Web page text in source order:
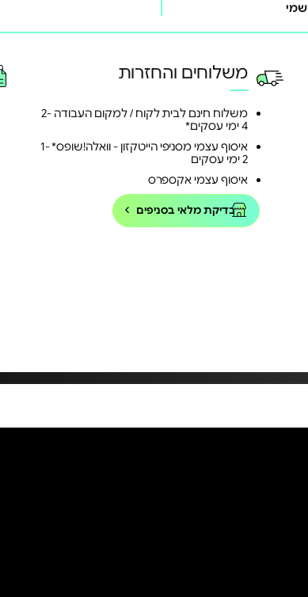
משלוחים והחזרות
משלוח חינם לבית לקוח / למקום העבודה 2-
4 ימי עסקים*
איסוף עצמי מסניפי הייטקזון - וואלה!שופס* 1-
2 ימי עסקים
איסוף עצמי אקספרס
בדיקת מלאי בסניפים